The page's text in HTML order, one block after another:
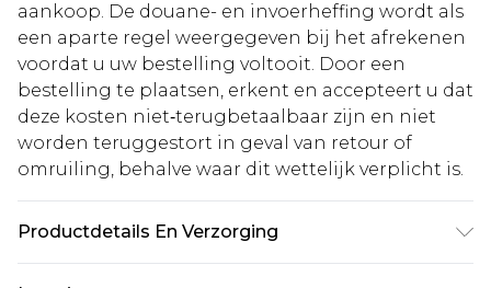
aankoop. De douane- en invoerheffing wordt als
een aparte regel weergegeven bij het afrekenen
voordat u uw bestelling voltooit. Door een
bestelling te plaatsen, erkent en accepteert u dat
deze kosten niet‑terugbetaalbaar zijn en niet
worden teruggestort in geval van retour of
omruiling, behalve waar dit wettelijk verplicht is.
Productdetails En Verzorging